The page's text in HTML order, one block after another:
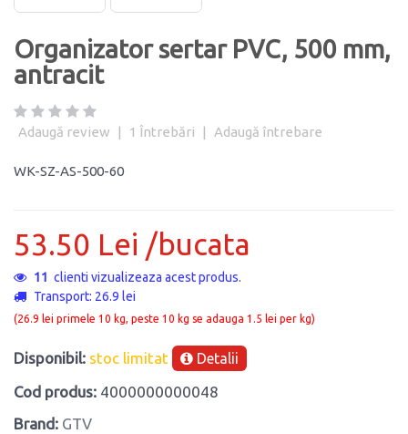
Organizator sertar PVC, 500 mm,
antracit
Adaugă review | 1 Întrebări | Adaugă întrebare
WK-SZ-AS-500-60
53.50 Lei /bucata
11 clienti vizualizeaza acest produs.
Transport: 26.9 lei
(26.9 lei primele 10 kg, peste 10 kg se adauga 1.5 lei per kg)
Disponibil: stoc limitat Detalii
Cod produs: 4000000000048
Brand: GTV